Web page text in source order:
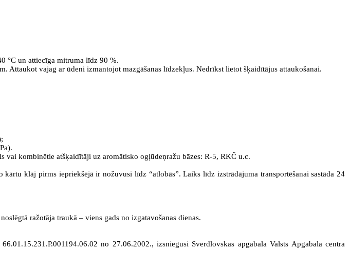
°C un attiecīga mitruma līdz 90 %.
vajag ar ūdeni izmantojot mazgāšanas līdzekļus. Nedrīkst lietot šķaidītājus attaukošanai.
vai kombinētie atšķaidītāji uz aromātisko ogļūdeņražu bāzes: R-5, RKČ u.c.
klāj pirms iepriekšējā ir nožuvusi līdz “atlobās”. Laiks līdz izstrādājuma transportēšanai sastāda 24
ražotāja traukā – viens gads no izgatavošanas dienas.
no 27.06.2002., izsniegusi Sverdlovskas apgabala Valsts Apgabala centra